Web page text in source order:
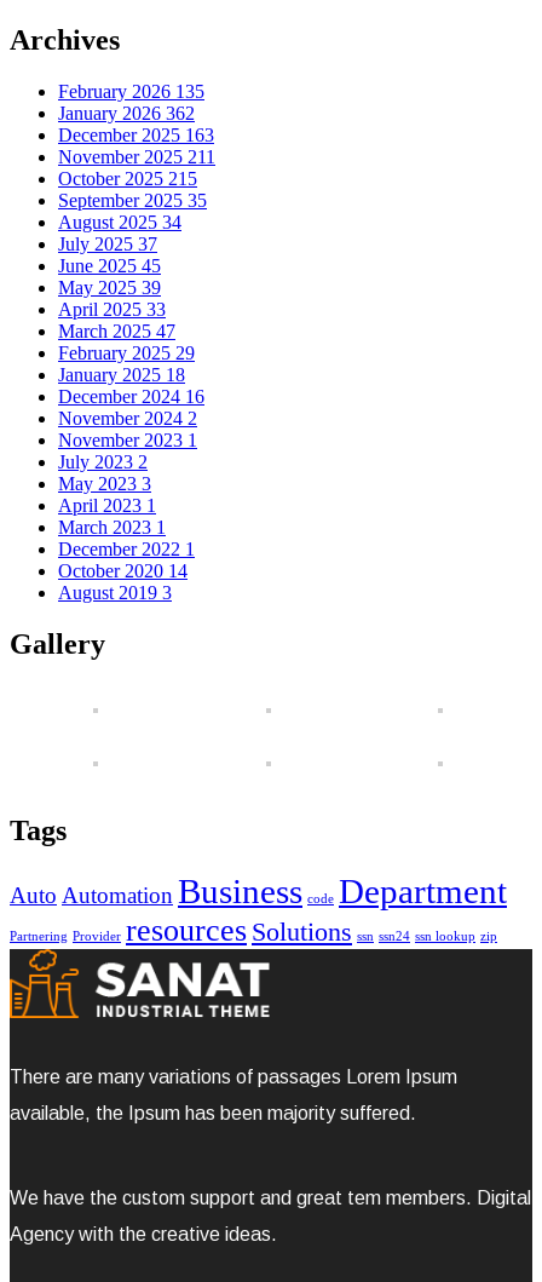
Archives
February 2026 135
January 2026 362
December 2025 163
November 2025 211
October 2025 215
September 2025 35
August 2025 34
July 2025 37
June 2025 45
May 2025 39
April 2025 33
March 2025 47
February 2025 29
January 2025 18
December 2024 16
November 2024 2
November 2023 1
July 2023 2
May 2023 3
April 2023 1
March 2023 1
December 2022 1
October 2020 14
August 2019 3
Gallery
Tags
Auto AutomationBusiness code Department
Partnering Provider resources Solutions ssn ssn24 ssn lookup zip
There are many variations of passages Lorem Ipsum
available, the Ipsum has been majority suffered.
We have the custom support and great tem members. Digital
Agency with the creative ideas.